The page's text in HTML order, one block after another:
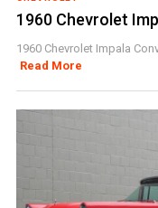
1960 Chevrolet
1960 Chevrolet Impala
Read More